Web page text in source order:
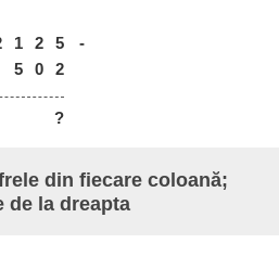
1 2 5
-
5
0 2
?
din fiecare coloană;
de la dreapta